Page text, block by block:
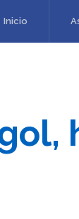
Inicio